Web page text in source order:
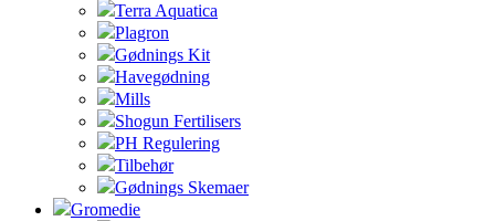
Terra Aquatica
Plagron
Gødnings Kit
Havegødning
Mills
Shogun Fertilisers
PH Regulering
Tilbehør
Gødnings Skemaer
Gromedie